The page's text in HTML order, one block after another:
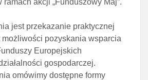
jest przekazanie praktycznej
pozyskania wsparcia
Europejskich
gospodarczej.
omówimy dostępne formy